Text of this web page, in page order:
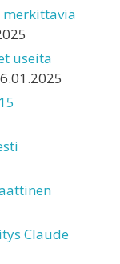
merkittäviä
useita
Claude